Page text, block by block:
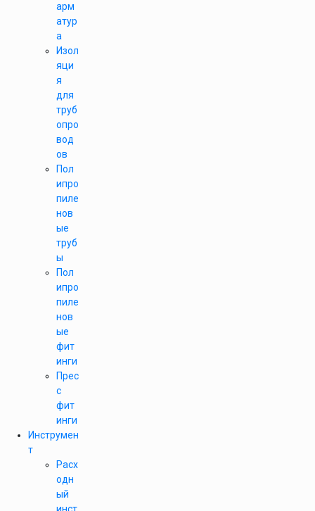
арм
атур
а
Изол
яци
я
для
труб
опро
вод
ов
Пол
ипро
пиле
нов
ые
труб
ы
Пол
ипро
пиле
нов
ые
фит
инги
Прес
с
фит
инги
Инструмен
т
Расх
одн
ый